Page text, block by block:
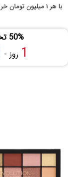
50% تخفیف همه محصولات ویژه تابستان
1 روز -